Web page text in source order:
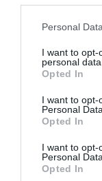
Personal
I want to opt-
personal data.
Opted In
I want to opt-
Personal Data.
Opted In
I want to opt-
Personal
Opted In